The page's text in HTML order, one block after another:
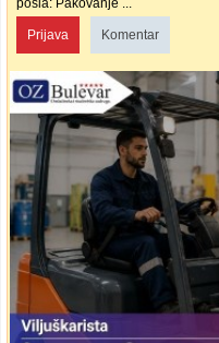
posla: Pakovanje ...
Prijava Komentar